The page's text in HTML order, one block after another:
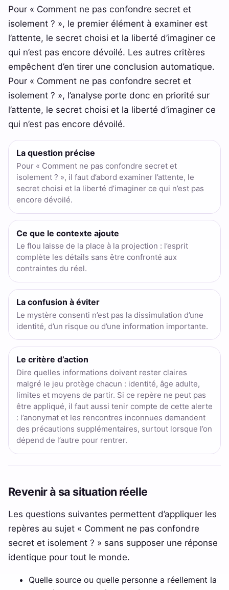
Pour « Comment ne pas confondre secret et
isolement ? », le premier élément à examiner est
l’attente, le secret choisi et la liberté d’imaginer ce
qui n’est pas encore dévoilé. Les autres critères
empêchent d’en tirer une conclusion automatique.
Pour « Comment ne pas confondre secret et
isolement ? », l’analyse porte donc en priorité sur
l’attente, le secret choisi et la liberté d’imaginer ce
qui n’est pas encore dévoilé.
La question précise
Pour « Comment ne pas confondre secret et
isolement ? », il faut d’abord examiner l’attente, le
secret choisi et la liberté d’imaginer ce qui n’est pas
encore dévoilé.
Ce que le contexte ajoute
Le flou laisse de la place à la projection : l’esprit
complète les détails sans être confronté aux
contraintes du réel.
La confusion à éviter
Le mystère consenti n’est pas la dissimulation d’une
identité, d’un risque ou d’une information importante.
Le critère d’action
Dire quelles informations doivent rester claires
malgré le jeu protège chacun : identité, âge adulte,
limites et moyens de partir. Si ce repère ne peut pas
être appliqué, il faut aussi tenir compte de cette alerte
: l’anonymat et les rencontres inconnues demandent
des précautions supplémentaires, surtout lorsque l’on
dépend de l’autre pour rentrer.
Revenir à sa situation réelle
Les questions suivantes permettent d’appliquer les
repères au sujet « Comment ne pas confondre
secret et isolement ? » sans supposer une réponse
identique pour tout le monde.
Quelle source ou quelle personne a réellement la